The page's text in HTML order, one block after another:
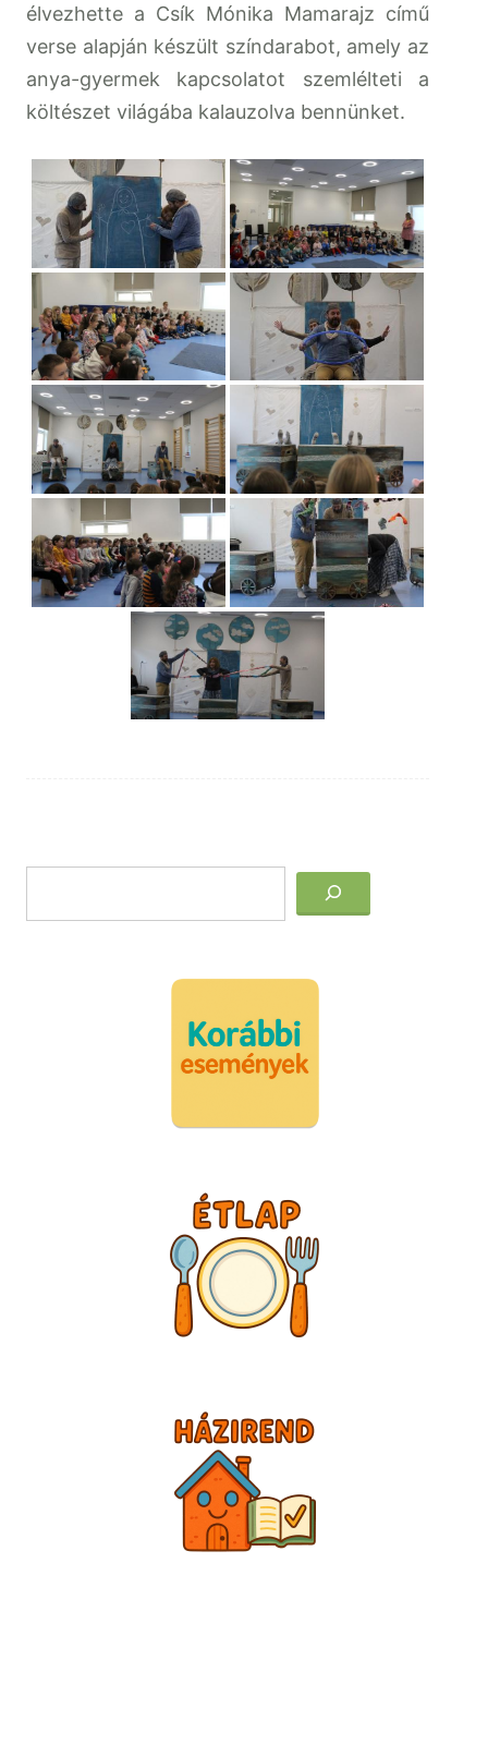
élvezhette a Csík Mónika Mamarajz című
verse alapján készült színdarabot, amely az
anya-gyermek kapcsolatot szemlélteti a
költészet világába kalauzolva bennünket.
Keresés